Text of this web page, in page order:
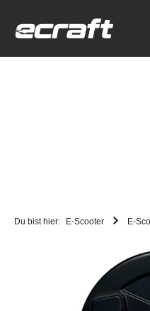
Du bist hier: E-Scooter E-